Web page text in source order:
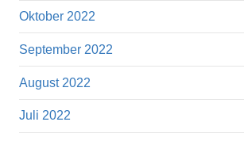
Oktober 2022
September 2022
August 2022
Juli 2022